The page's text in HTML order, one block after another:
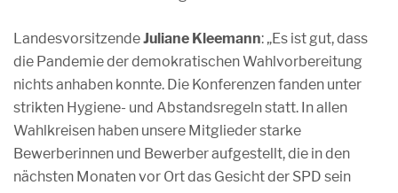
LandesvorsitzendeJuliane Kleemann: „Es ist gut, dass
die Pandemie der demokratischen Wahlvorbereitung
nichts anhaben konnte. Die Konferenzen fanden unter
strikten Hygiene- und Abstandsregeln statt. In allen
Wahlkreisen haben unsere Mitglieder starke
Bewerberinnen und Bewerber aufgestellt, die in den
nächsten Monaten vor Ort das Gesicht der SPD sein